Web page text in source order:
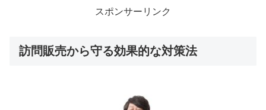
スポンサーリンク
訪問販売から守る効果的な対策法